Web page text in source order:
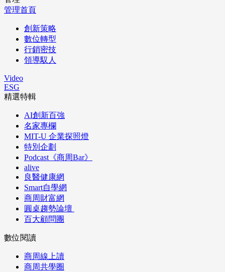
管理首頁
創新策略
數位轉型
行銷密技
領導馭人
Video
ESG
精選特輯
AI創新百強
名家專欄
MIT-U 企業探照燈
特別企劃
Podcast《商周Bar》
alive
良醫健康網
Smart自學網
商周財富網
圓桌趨勢論壇
百大顧問團
數位閱讀
商周線上讀
商周共學圈